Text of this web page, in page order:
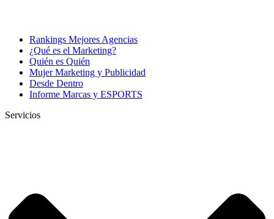
Rankings Mejores Agencias
¿Qué es el Marketing?
Quién es Quién
Mujer Marketing y Publicidad
Desde Dentro
Informe Marcas y ESPORTS
Servicios